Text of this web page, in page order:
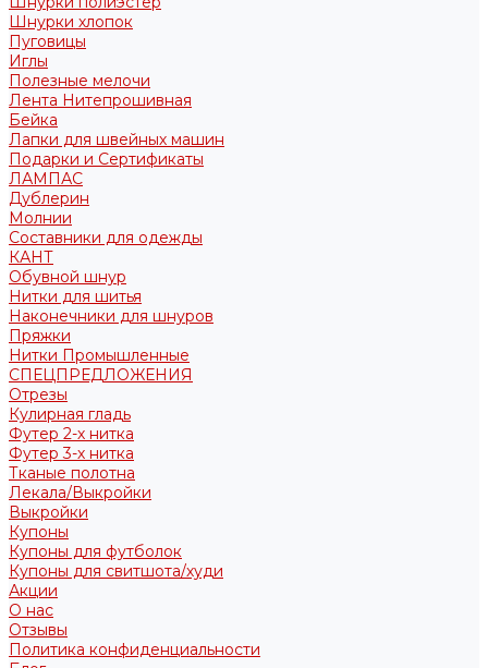
Шнурки хлопок
Пуговицы
Иглы
Полезные мелочи
Лента Нитепрошивная
Бейка
Лапки для швейных машин
Подарки и Сертификаты
ЛАМПАС
Дублерин
Молнии
Составники для одежды
КАНТ
Обувной шнур
Нитки для шитья
Наконечники для шнуров
Пряжки
Нитки Промышленные
СПЕЦПРЕДЛОЖЕНИЯ
Отрезы
Кулирная гладь
Футер 2-х нитка
Футер 3-х нитка
Тканые полотна
Лекала/Выкройки
Выкройки
Купоны
Купоны для футболок
Купоны для свитшота/худи
Акции
О нас
Отзывы
Политика конфиденциальности